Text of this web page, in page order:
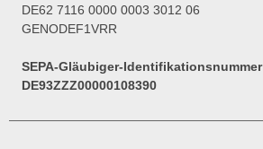
DE62 7116 0000 0003 3012 06
GENODEF1VRR
SEPA-Gläubiger-Identifikationsnummer
DE93ZZZ00000108390